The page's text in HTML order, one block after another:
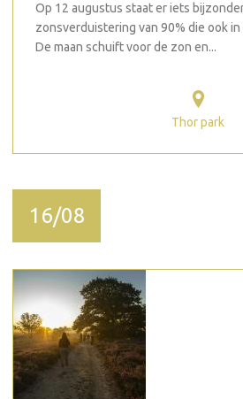
Op 12 augustus staat er iets
zonsverduistering van 90% die ook
De maan schuift voor de zon en...
Thor park
16/08